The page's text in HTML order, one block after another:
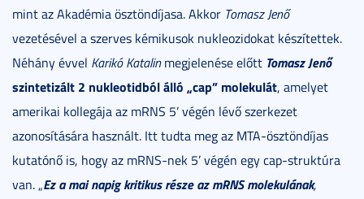
mint az Akadémia ösztöndíjasa. Akkor Tomasz Jenő
vezetésével a szerves kémikusok nukleozidokat készítettek.
Néhány évvel Karikó Katalinmegjelenése előtt Tomasz Jenő
szintetizált 2 nukleotidból álló „cap” molekulát, amelyet
amerikai kollegája az mRNS 5’ végén lévő szerkezet
azonosítására használt. Itt tudta meg az MTA-ösztöndíjas
kutatónő is, hogy az mRNS-nek 5’ végén egy cap-struktúra
van. „Ez a mai napig kritikus része az mRNS molekulának,